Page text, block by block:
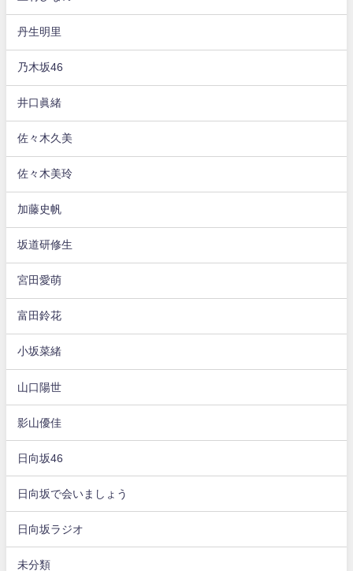
丹生明里
乃木坂46
井口眞緒
佐々木久美
佐々木美玲
加藤史帆
坂道研修生
宮田愛萌
富田鈴花
小坂菜緒
山口陽世
影山優佳
日向坂46
日向坂で会いましょう
日向坂ラジオ
未分類